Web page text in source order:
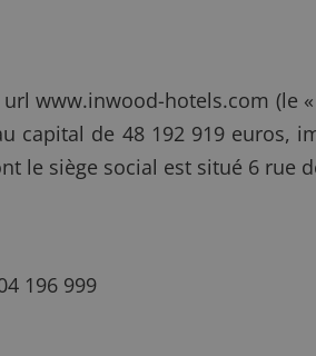
www.inwood-hotels.com (le
capital de 48 192 919 euros,
le siège social est situé 6 rue
196 999